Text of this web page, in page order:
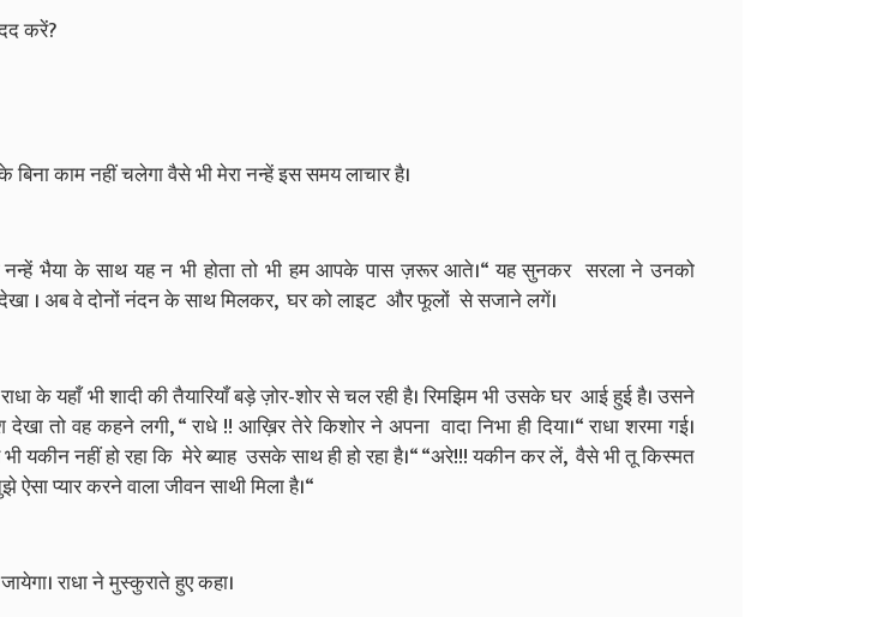
करें?
बिना काम नहीं चलेगा वैसे भी मेरा नन्हें इस समय लाचार है।
नन्हें भैया के साथ यह न भी होता तो भी हम आपके पास ज़रूर आते।“ यह सुनकर सरला ने उनको
। अब वे दोनों नंदन के साथ मिलकर, घर को लाइट और फूलों से सजाने लगें।
के यहाँ भी शादी की तैयारियाँ बड़े ज़ोर-शोर से चल रही है। रिमझिम भी उसके घर आई हुई है। उसने
तो वह कहने लगी, “ राधे !! आख़िर तेरे किशोर ने अपना वादा निभा ही दिया।“ राधा शरमा गई।
यकीन नहीं हो रहा कि मेरे ब्याह उसके साथ ही हो रहा है।“ “अरे!!! यकीन कर लें, वैसे भी तू किस्मत
ऐसा प्यार करने वाला जीवन साथी मिला है।“
राधा ने मुस्कुराते हुए कहा।